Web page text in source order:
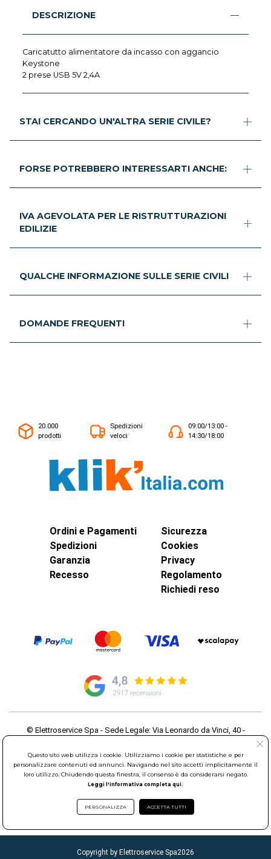
DESCRIZIONE
Caricatutto alimentatore da incasso con aggancio
Keystone
2 prese USB 5V 2,4A
STAI CERCANDO UN'ALTRA SERIE CIVILE?
FORSE POTREBBERO INTERESSARTI ANCHE:
IVA AGEVOLATA PER LE RISTRUTTURAZIONI
EDILIZIE
QUALCHE INFORMAZIONE SULLE SERIE CIVILI
DOMANDE FREQUENTI
20.000
prodotti
Spedizioni
veloci
09:00/13:00 -
14:30/18:00
Ordini e Pagamenti
Spedizioni
Garanzia
Recesso
Sicurezza
Cookies
Privacy
Regolamento
Richiedi reso
© Elettroservice Spa - Sede Legale: Via Leonardo da Vinci, 40 -
Partita Iva: 01586761007 - Codice Fiscale: 06634500588 Capitale
Sociale 1.600.000,00 Euro i.v. Iscritto al Registro delle Imprese di
Roma REA: RM-535144
Sede Operativa: Via Leonardo da Vinci, 40 - 00015 Monterotondo
Scalo (RM) - Telefono:06.90095358
Copyright by Elettroservice Spa2026
Questo sito web utilizza i cookie. Utilizziamo i cookie per statistiche e per
personalizzare contenuti ed annunci. Navigando nel sito accetti implicitamente il
loro utilizzo. Chiudendo questa finestra, il consenso è da considerarsi negato.
Leggi l'informativa completa qui.
PERSONALIZZA ACCETTA TUTTI